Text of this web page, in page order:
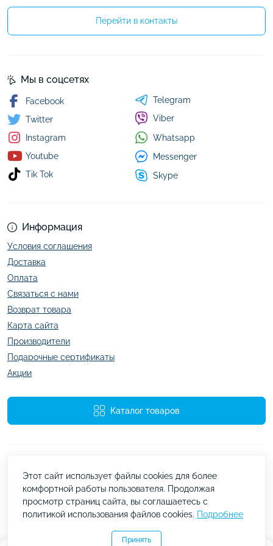
Перейти в контакты
Информация
Условия соглашения
Доставка
Оплата
Связаться с нами
Возврат товара
Карта сайта
Производители
Подарочные сертификаты
Акции
Каталог товаров
Мы в соцсетях
Facebook
Twitter
Instagram
Youtube
Tik Tok
Telegram
Viber
Whatsapp
Messenger
Skype
Работает наocStore
kazachok.com.ua © 2026
Этот сайт использует файлы cookies для более
комфортной работы пользователя. Продолжая
просмотр страниц сайта, вы соглашаетесь с
политикой использования файлов cookies. Подробнее
Принять